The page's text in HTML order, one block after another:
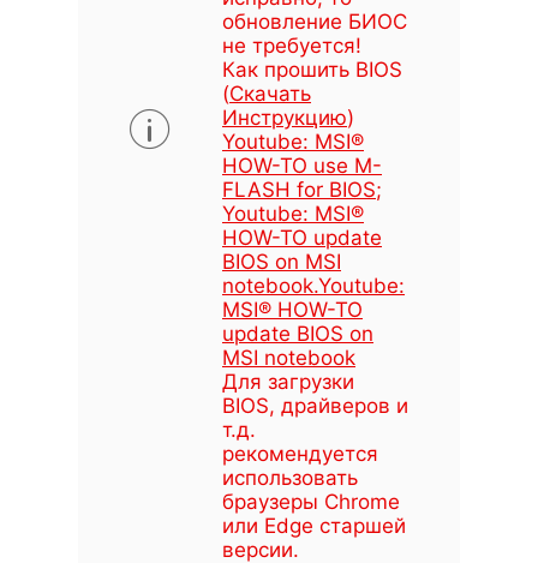
обновление БИОС
не требуется!
Как прошить BIOS
(Скачать
Инструкцию)
Youtube: MSI®
HOW-TO use M-
FLASH for BIOS;
Youtube: MSI®
HOW-TO update
BIOS on MSI
notebook.Youtube:
MSI® HOW-TO
update BIOS on
MSI notebook
Для загрузки
BIOS, драйверов и
т.д.
рекомендуется
использовать
браузеры Chrome
или Edge старшей
версии.